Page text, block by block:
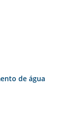
de água